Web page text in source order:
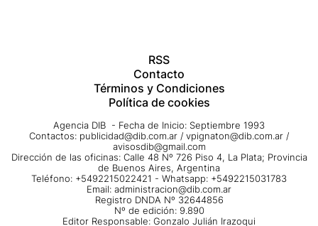
RSS
Contacto
Términos y Condiciones
Política de cookies
Agencia DIB - Fecha de Inicio: Septiembre 1993
Contactos: publicidad@dib.com.ar / vpignaton@dib.com.ar /
avisosdib@gmail.com
Dirección de las oficinas: Calle 48 Nº 726 Piso 4, La Plata; Provincia
de Buenos Aires, Argentina
Teléfono: +5492215022421 - Whatsapp: +5492215031783
Email: administracion@dib.com.ar
Registro DNDA Nº 32644856
Nº de edición: 9.890
Editor Responsable: Gonzalo Julián Irazoqui